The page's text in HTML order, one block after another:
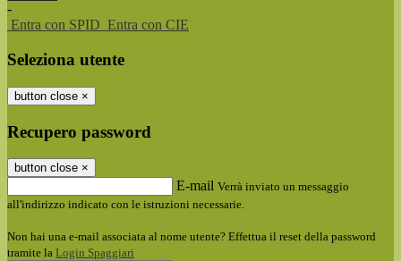
-
Entra con SPID Entra con CIE
Seleziona utente
button close ×
Recupero password
button close ×
E-mail Verrà inviato un messaggio
all'indirizzo indicato con le istruzioni necessarie.
Non hai una e-mail associata al nome utente? Effettua il reset della password
tramite la Login Spaggiari